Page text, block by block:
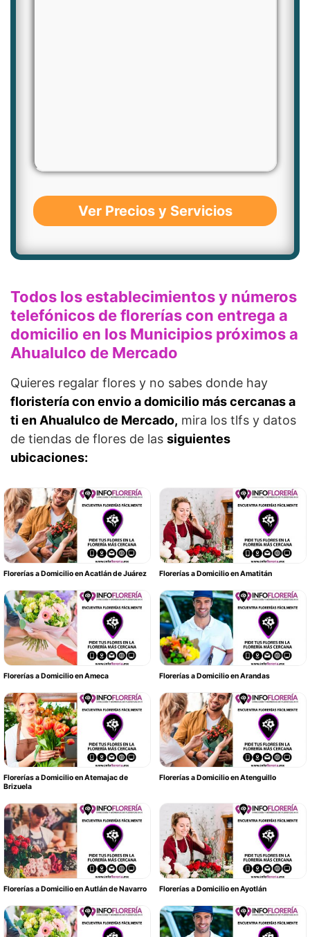
Ver Precios y Servicios
Todos los establecimientos y números
telefónicos de florerías con entrega a
domicilio en los Municipios próximos a
Ahualulco de Mercado
Quieres regalar flores y no sabes donde hay
floristería con envio a domicilio más cercanas a
ti en Ahualulco de Mercado, mira los tlfs y datos
de tiendas de flores de las siguientes
ubicaciones:
Florerías a Domicilio en Acatlán de Juárez Florerías a Domicilio en Amatitán
Florerías a Domicilio en Ameca Florerías a Domicilio en Arandas
Florerías a Domicilio en Atemajac de
Brizuela
Florerías a Domicilio en Atenguillo
Florerías a Domicilio en Autlán de Navarro Florerías a Domicilio en Ayotlán